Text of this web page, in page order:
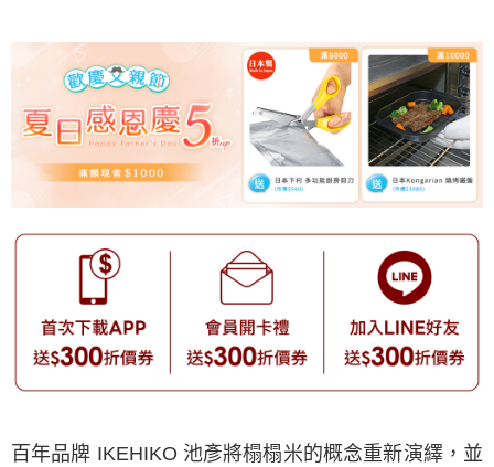
百年品牌 IKEHIKO 池彥將榻榻米的概念重新演繹，並